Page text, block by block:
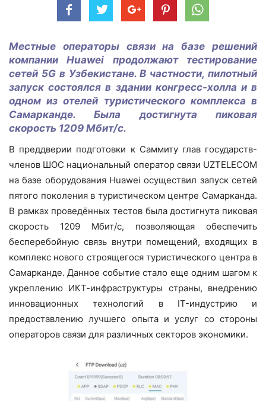
Местные операторы связи на базе решений
компанииHuawei продолжают тестирование
сетей 5G в Узбекистане. В частности, пилотный
запуск состоялся в здании конгресс-холла и в
одном из отелей туристического комплекса в
Самарканде. Была достигнута пиковая
скорость 1209 Мбит/c.
В преддверии подготовки к Саммиту глав государств-
членов ШОС национальный оператор связи UZTELECOM
на базе оборудования Huawei осуществил запуск сетей
пятого поколения в туристическом центре Самарканда.
В рамках проведённых тестов была достигнута пиковая
скорость 1209 Мбит/c, позволяющая обеспечить
бесперебойную связь внутри помещений, входящих в
комплекс нового строящегося туристического центра в
Самарканде. Данное событие стало еще одним шагом к
укреплению ИКТ-инфраструктуры страны, внедрению
инновационных технологий в IT-индустрию и
предоставлению лучшего опыта и услуг со стороны
операторов связи для различных секторов экономики.